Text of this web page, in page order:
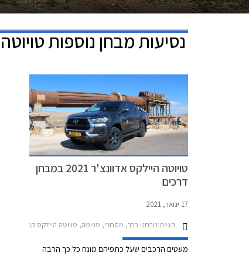
נסיעות מבחן נוספות
טויוטה היילקס אדוונצ'ר 2021 במבחן
דרכים
17 ינואר, 2021
תגיות:מבחני רכב, מסחרי, טויוטה, טויוטה היילקס קבינה כפולה 2020-2026, טויוטה היילקס קבינה כפולה 2.8 טורבו דיזל 4x4 204hp אדוונצ'ר אוטומט 2020-0, מבחן דרכים טויוטה היילקס, מבחן דרכים טויוטה היילקס 2021, מבחן דרכים טויוטה היילקס 2.8 ליטר 2021מבחן דרכים טויוטה היילקס אדוונצ'ר 2021
מעטים הרכבים שעל כתפיהם מונח כל כך הרבה